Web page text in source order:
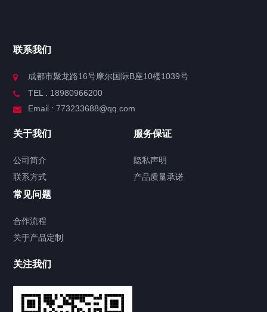
联系我们
成都市聚龙路16号摩尔国际B座10楼1039号
TEL : 18980966200
Email : 773233688@qq.com
关于我们
公司简介
联系方式
服务保证
隐私声明
产品质量承诺
常见问题
合作流程
关于产品定制
关注我们